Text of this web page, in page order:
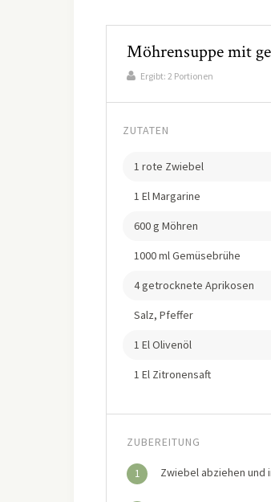
Möhrensuppe mit
Ergibt: 2 Portionen
ZUTATEN
1 rote Zwiebel
1 El Margarine
600 g Möhren
1000 ml Gemüsebrühe
4 getrocknete Aprikosen
Salz, Pfeffer
1 El Olivenöl
1 El Zitronensaft
ZUBEREITUNG
1 Zwiebel abziehen und